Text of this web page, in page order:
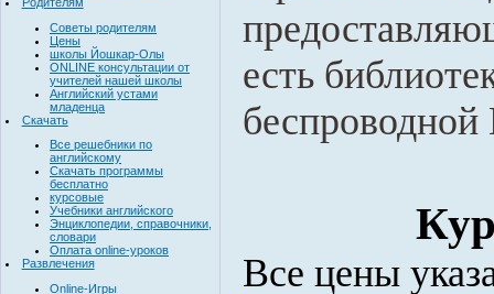
Советы родителям
Цены
школы Йошкар-Олы
ONLINE консультации от
учителей нашей школы
Английский устами
младенца
Скачать
Все решебники по
английскому
Скачать программы
бесплатно
курсовые
Учебники английского
Энциклопедии, справочники,
словари
Оплата online-уроков
Развлечения
Online-Игры
есть
беспроводной
Все цены